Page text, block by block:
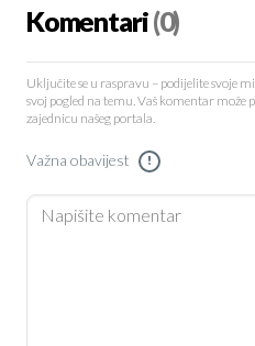
Komentari(0)
Uključite se u raspravu – podijelite svoje
svoj pogled na temu. Vaš komentar
zajednicu našeg portala.
Važna obavijest !